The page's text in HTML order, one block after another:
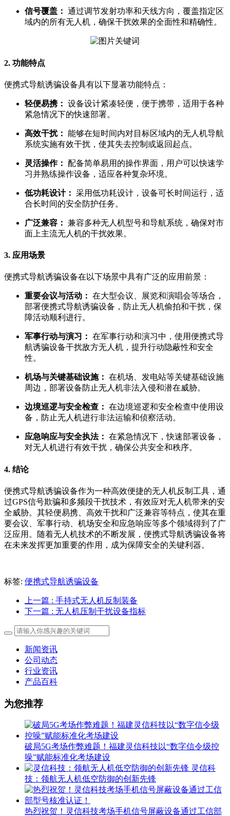
信号覆盖： 通过调节发射功率和天线方向，覆盖指定区
域内的所有无人机，确保干扰效果的全面性和精确性。
2. 功能特点
便携式导航诱骗设备具有以下显著功能特点：
轻便易携： 设备设计紧凑轻便，便于携带，适用于各种
紧急情况下的快速部署。
高效干扰： 能够在短时间内对目标区域内的无人机导航
系统实施有效干扰，使其失去控制或返回起点。
灵活操作： 配备简单易用的操作界面，用户可以快速学
习并熟练操作设备，适应各种复杂环境。
低功耗设计： 采用低功耗设计，设备可长时间运行，适
合长时间的安全防护任务。
广泛兼容： 兼容多种无人机型号和导航系统，确保对市
面上主流无人机的干扰效果。
3. 应用场景
便携式导航诱骗设备在以下场景中具有广泛的应用前景：
重要会议与活动： 在大型会议、展览和演唱会等场合，
部署便携式导航诱骗设备，防止无人机偷拍和干扰，保
障活动顺利进行。
军事行动与演习： 在军事行动和演习中，使用便携式导
航诱骗设备干扰敌方无人机，提升行动隐蔽性和安全
性。
机场与关键基础设施： 在机场、发电站等关键基础设施
周边，部署设备防止无人机非法入侵和潜在威胁。
边境巡逻与安全检查： 在边境巡逻和安全检查中使用设
备，防止无人机进行非法运输和侦察活动。
应急响应与安全执法： 在紧急情况下，快速部署设备，
对无人机进行有效干扰，确保公共安全和秩序。
4. 结论
便携式导航诱骗设备作为一种高效便捷的无人机反制工具，通
过GPS信号欺骗和多频段干扰技术，有效应对无人机带来的安
全威胁。其轻便易携、高效干扰和广泛兼容等特点，使其在重
要会议、军事行动、机场安全和应急响应等多个领域得到了广
泛应用。随着无人机技术的不断发展，便携式导航诱骗设备将
在未来发挥更加重要的作用，成为保障安全的关键利器。
标签: 便携式导航诱骗设备
上一篇 : 手持式无人机反制装备
下一篇 : 无人机压制干扰设备指标
新闻资讯
公司动态
行业资讯
产品百科
为您推荐
破局5G考场作弊难题！福建灵信科技以“数字信令级控
噪”赋能标准化考场建设
灵信科
技：领航无人机低空防御的创新先锋
热烈祝贺！灵信科技考场手机信号屏蔽设备通过工信部